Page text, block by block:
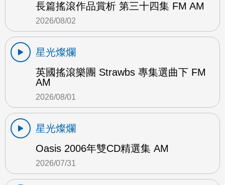
長篇搖滾作品賞析 第三十四集 FM AM
2026/08/02
星光燦爛
英國搖滾樂團 Strawbs 專集選曲下 FM
AM
2026/08/01
星光燦爛
Oasis 2006年雙CD精選集 AM
2026/07/31